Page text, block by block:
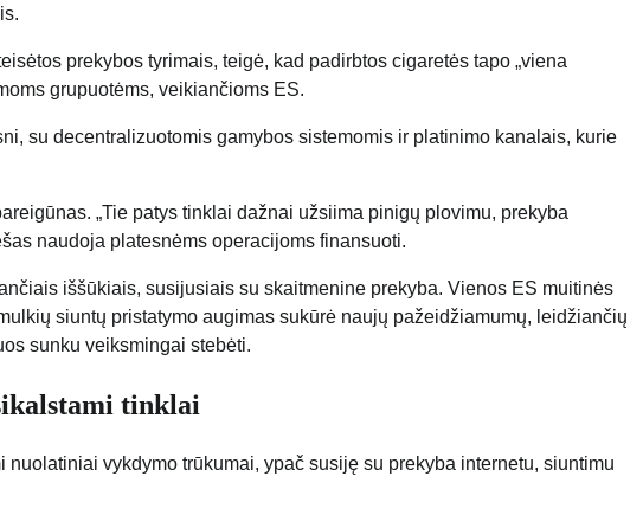
prekybos tyrimais, teigė, kad padirbtos cigaretės tapo „viena
grupuotėms, veikiančioms ES.
su decentralizuotomis gamybos sistemomis ir platinimo kanalais, kurie
„Tie patys tinklai dažnai užsiima pinigų plovimu, prekyba
naudoja platesnėms operacijoms finansuoti.
iššūkiais, susijusiais su skaitmenine prekyba. Vienos ES muitinės
siuntų pristatymo augimas sukūrė naujų pažeidžiamumų, leidžiančių
sunku veiksmingai stebėti.
tinklai
vykdymo trūkumai, ypač susiję su prekyba internetu, siuntimu